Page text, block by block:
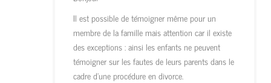
Il est possible de témoigner même pour un
membre de la famille mais attention car il existe
des exceptions : ainsi les enfants ne peuvent
témoigner sur les fautes de leurs parents dans le
cadre d’une procédure en divorce.